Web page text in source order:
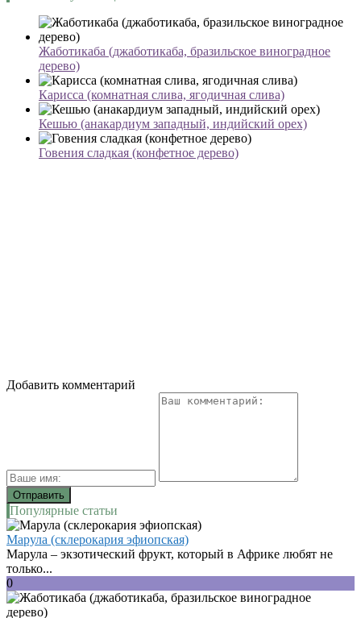
Жаботикаба (джаботикаба, бразильское виноградное
дерево)
Карисса (комнатная слива, ягодичная слива)
Кешью (анакардиум западный, индийский орех)
Говения сладкая (конфетное дерево)
Добавить комментарий
Популярные статьи
Марула (склерокария эфиопская)
Марула – экзотический фрукт, который в Африке любят не
только...
0